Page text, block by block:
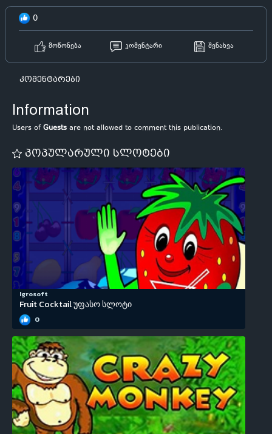
0
მოწონება კომენტარი შენახვა
კომენტარები
Information
Users ofGuests are not allowed to comment this publication.
პოპულარული სლოტები
Igrosoft
Fruit Cocktail უფასო სლოტი
0